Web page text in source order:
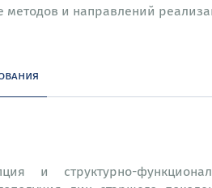
методов и направлений
и структурно-